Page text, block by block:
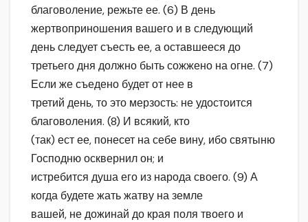
благоволение, режьте ее. (6) В день
жертвоприношения вашего и в следующий
день следует съесть ее, а оставшееся до
третьего дня должно быть сожжено на огне. (7)
Если же съедено будет от нее в
третий день, то это мерзость: не удостоится
благоволения. (8) И всякий, кто
(так) ест ее, понесет на себе вину, ибо святыню
Господню осквернил он; и
истребится душа его из народа своего. (9) А
когда будете жать жатву на земле
вашей, не дожинай до края поля твоего и